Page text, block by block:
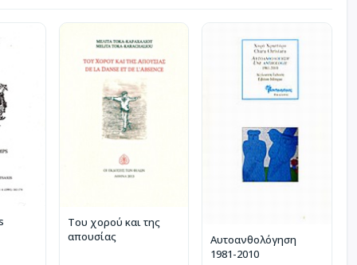
Του χορού και της
απουσίας
Αυτοανθολόγηση
1981-2010